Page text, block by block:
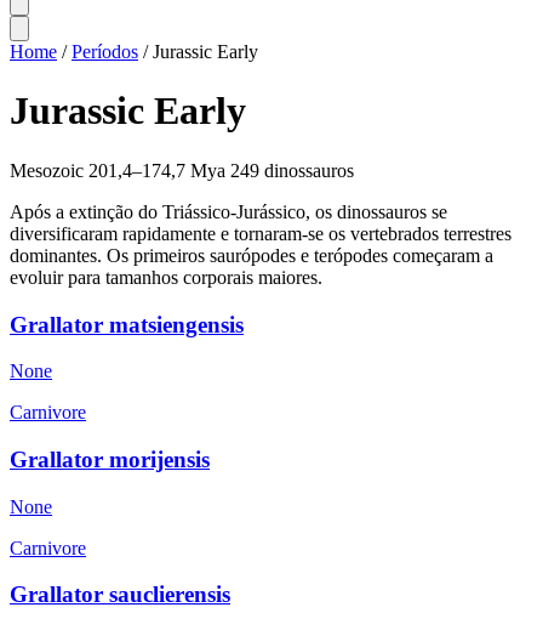
Home / Períodos / Jurassic Early
Jurassic Early
Mesozoic 201,4–174,7 Mya 249 dinossauros
Após a extinção do Triássico-Jurássico, os dinossauros se
diversificaram rapidamente e tornaram-se os vertebrados terrestres
dominantes. Os primeiros saurópodes e terópodes começaram a
evoluir para tamanhos corporais maiores.
Grallator matsiengensis
None
Carnivore
Grallator morijensis
None
Carnivore
Grallator sauclierensis